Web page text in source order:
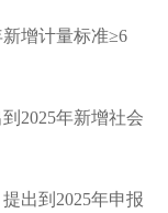
增计量标准≥6
2025年新增社会
出到2025年申报